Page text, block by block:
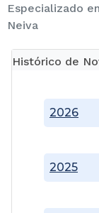
Especializado
Neiva
Histórico de
2025
2026